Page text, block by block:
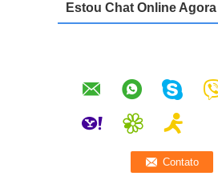
Estou Chat Online Agora